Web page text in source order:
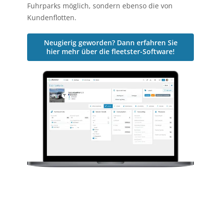
Fuhrparks möglich, sondern ebenso die von
Kundenflotten.
Neugierig geworden? Dann erfahren Sie
hier mehr über die fleetster-Software!